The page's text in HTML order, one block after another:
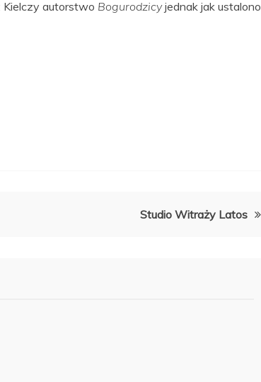
autorstwo Bogurodzicyjednak jak ustalono
Studio Witraży Latos